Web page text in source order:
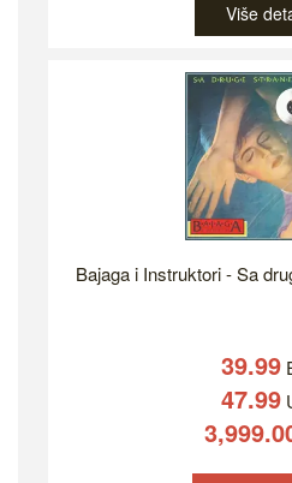
Više
Bajaga i Instruktori - Sa
39.99
47.99